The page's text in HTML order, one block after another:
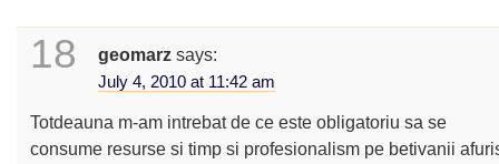
18 geomarz says:
July 4, 2010 at 11:42 am
Totdeauna m-am intrebat de ce este obligatoriu sa se
consume resurse si timp si profesionalism pe betivanii